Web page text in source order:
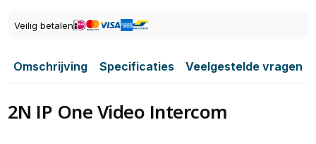
Veilig betalen
Omschrijving Specificaties Veelgestelde vragen
2N IP One Video Intercom